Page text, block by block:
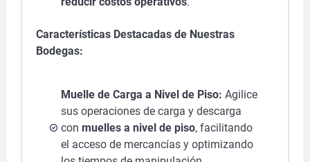
Características Destacadas de Nuestras
Bodegas:
Muelle de Carga a Nivel de Piso: Agilice
sus operaciones de carga y descarga
con muelles a nivel de piso, facilitando
el acceso de mercancías y optimizando